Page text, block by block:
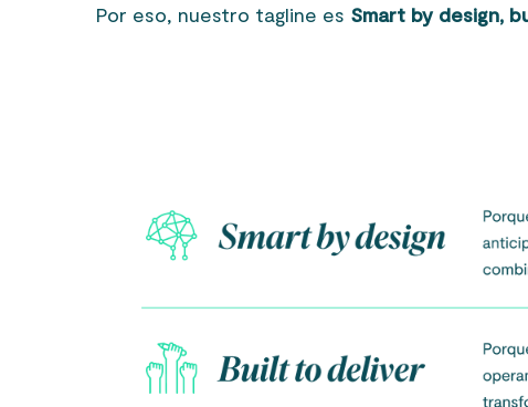
Por eso, nuestro tagline es Smart by design,